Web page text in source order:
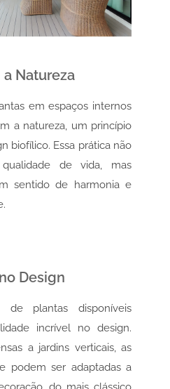
a Natureza
em espaços internos
a natureza, um princípio
biofílico. Essa prática não
de vida, mas
sentido de harmonia e
Design
de plantas disponíveis
incrível no design.
a jardins verticais, as
podem ser adaptadas a